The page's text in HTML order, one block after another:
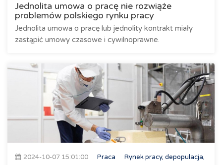
Jednolita umowa o pracę nie rozwiąże
problemów polskiego rynku pracy
Jednolita umowa o pracę lub jednolity kontrakt miały
zastąpić umowy czasowe i cywilnoprawne.
2024-10-07 15:01:00 Praca
Rynek pracy, depopulacja,